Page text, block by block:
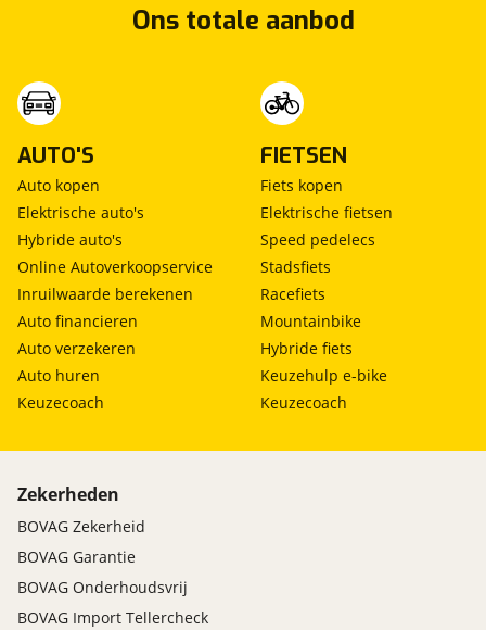
Ons totale aanbod
AUTO'S
Auto kopen
Elektrische auto's
Hybride auto's
Online Autoverkoopservice
Inruilwaarde berekenen
Auto financieren
Auto verzekeren
Auto huren
Keuzecoach
FIETSEN
Fiets kopen
Elektrische fietsen
Speed pedelecs
Stadsfiets
Racefiets
Mountainbike
Hybride fiets
Keuzehulp e-bike
Keuzecoach
Zekerheden
BOVAG Zekerheid
BOVAG Garantie
BOVAG Onderhoudsvrij
BOVAG Import Tellercheck